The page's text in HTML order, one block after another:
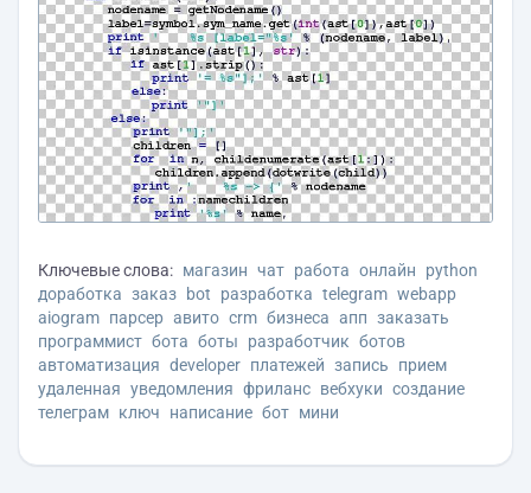
Ключевые слова: магазин чат работа онлайн
python
доработка заказ bot разработка telegram webapp
aiogram парсер авито crm бизнеса апп заказать
программист бота боты разработчик ботов
автоматизация developer платежей запись
прием
удаленная уведомления фриланс вебхуки создание
телеграм ключ написание бот мини